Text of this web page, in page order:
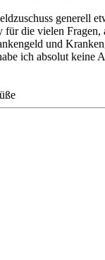
generell
für die vielen Fragen,
und
ich absolut keine